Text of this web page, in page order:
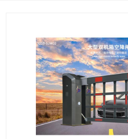
升降门系列
小门系列